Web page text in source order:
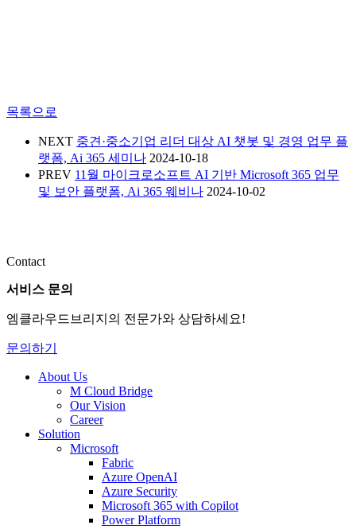
목록으로
NEXT 중견·중소기업 리더 대상 AI 챗봇 및 경영 업무 플
랫폼, Ai 365 세미나 2024-10-18
PREV 11월 마이크로소프트 AI 기반 Microsoft 365 업무
및 보안 플랫폼, Ai 365 웨비나 2024-10-02
Contact
서비스 문의
엠클라우드브리지의 전문가와 상담하세요!
문의하기
About Us
M Cloud Bridge
Our Vision
Career
Solution
Microsoft
Fabric
Azure OpenAI
Azure Security
Microsoft 365 with Copilot
Power Platform